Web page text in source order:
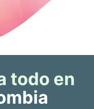
todo en